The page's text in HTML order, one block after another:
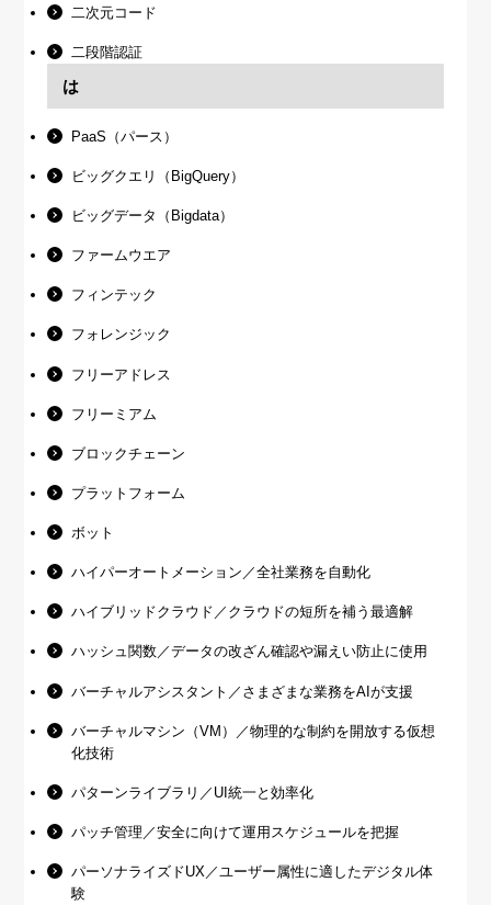
二次元コード
二段階認証
は
PaaS（パース）
ビッグクエリ（BigQuery）
ビッグデータ（Bigdata）
ファームウエア
フィンテック
フォレンジック
フリーアドレス
フリーミアム
ブロックチェーン
プラットフォーム
ボット
ハイパーオートメーション／全社業務を自動化
ハイブリッドクラウド／クラウドの短所を補う最適解
ハッシュ関数／データの改ざん確認や漏えい防止に使用
バーチャルアシスタント／さまざまな業務をAIが支援
バーチャルマシン（VM）／物理的な制約を開放する仮想
化技術
パターンライブラリ／UI統一と効率化
パッチ管理／安全に向けて運用スケジュールを把握
パーソナライズドUX／ユーザー属性に適したデジタル体
験